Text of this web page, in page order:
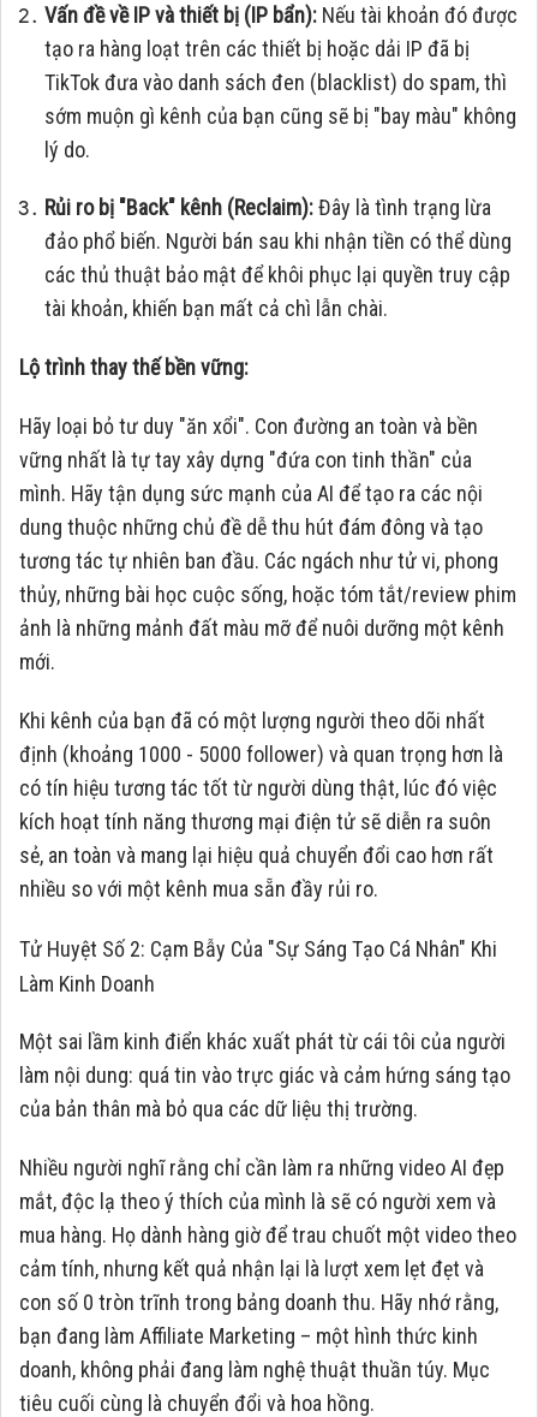
Vấn đề về IP và thiết bị (IP bẩn):Nếu tài khoản đó được
tạo ra hàng loạt trên các thiết bị hoặc dải IP đã bị
TikTok đưa vào danh sách đen (blacklist) do spam, thì
sớm muộn gì kênh của bạn cũng sẽ bị "bay màu" không
lý do.
Rủi ro bị "Back" kênh (Reclaim):Đây là tình trạng lừa
đảo phổ biến. Người bán sau khi nhận tiền có thể dùng
các thủ thuật bảo mật để khôi phục lại quyền truy cập
tài khoản, khiến bạn mất cả chì lẫn chài.
Lộ trình thay thế bền vững:
Hãy loại bỏ tư duy "ăn xổi". Con đường an toàn và bền
vững nhất là tự tay xây dựng "đứa con tinh thần" của
mình. Hãy tận dụng sức mạnh của AI để tạo ra các nội
dung thuộc những chủ đề dễ thu hút đám đông và tạo
tương tác tự nhiên ban đầu. Các ngách như tử vi, phong
thủy, những bài học cuộc sống, hoặc tóm tắt/review phim
ảnh là những mảnh đất màu mỡ để nuôi dưỡng một kênh
mới.
Khi kênh của bạn đã có một lượng người theo dõi nhất
định (khoảng 1000 - 5000 follower) và quan trọng hơn là
có tín hiệu tương tác tốt từ người dùng thật, lúc đó việc
kích hoạt tính năng thương mại điện tử sẽ diễn ra suôn
sẻ, an toàn và mang lại hiệu quả chuyển đổi cao hơn rất
nhiều so với một kênh mua sẵn đầy rủi ro.
Tử Huyệt Số 2: Cạm Bẫy Của "Sự Sáng Tạo Cá Nhân" Khi
Làm Kinh Doanh
Một sai lầm kinh điển khác xuất phát từ cái tôi của người
làm nội dung: quá tin vào trực giác và cảm hứng sáng tạo
của bản thân mà bỏ qua các dữ liệu thị trường.
Nhiều người nghĩ rằng chỉ cần làm ra những video AI đẹp
mắt, độc lạ theo ý thích của mình là sẽ có người xem và
mua hàng. Họ dành hàng giờ để trau chuốt một video theo
cảm tính, nhưng kết quả nhận lại là lượt xem lẹt đẹt và
con số 0 tròn trĩnh trong bảng doanh thu. Hãy nhớ rằng,
bạn đang làm Affiliate Marketing – một hình thức kinh
doanh, không phải đang làm nghệ thuật thuần túy. Mục
tiêu cuối cùng là chuyển đổi và hoa hồng.